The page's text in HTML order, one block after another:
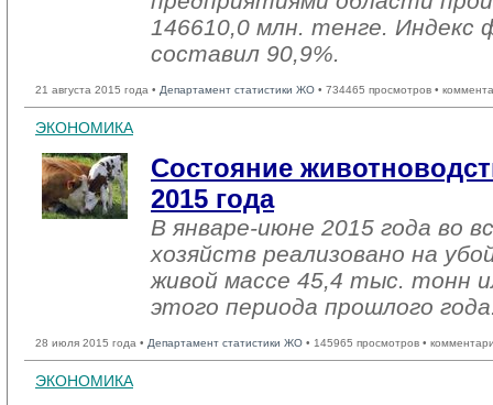
146610,0 млн. тенге. Индекс
составил 90,9%.
21 августа 2015 года • Департамент статистики ЖО • 734465 просмотров •
ЭКОНОМИКА
Состояние
2015 года
В январе-июне 2015 года во
хозяйств реализовано на
живой массе 45,4 тыс. тонн
этого периода прошлого
28 июля 2015 года • Департамент статистики ЖО • 145965 просмотров •
ЭКОНОМИКА